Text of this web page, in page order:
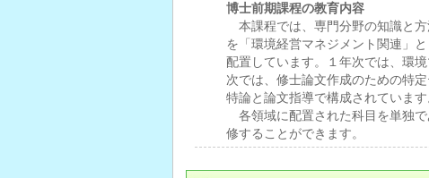
博士前期課程の教育内容
本課程では、専門分野の知識と
を「環境経営マネジメント関連」
配置しています。１年次では、環
次では、修士論文作成のための特
特論と論文指導で構成されています
各領域に配置された科目を単独
修することができます。